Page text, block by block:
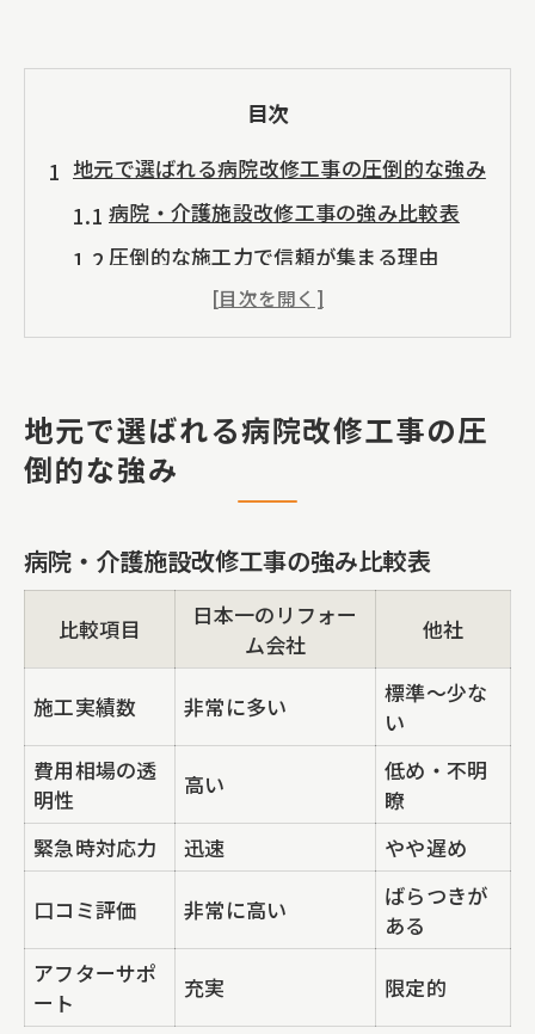
目次
地元で選ばれる病院改修工事の圧倒的な強み
病院・介護施設改修工事の強み比較表
圧倒的な施工力で信頼が集まる理由
介護施設や老人ホームの内装改修工事で
評価されるポイント
際の基準
地元で人気の内装リフォーム会社が選ば
雨漏り補修から防水工事まで安心の理由
雨漏り・防水工事の比較と選び方早見表
屋上やバルコニーの防水工事が安心な理
由
雨漏り補修を依頼するなら知っておきた
いポイント
シーリング工事で施設を守るメリット
調布市で実践される最新の防水工法
口コミ評判で選ぶ内装リフォーム会社の魅力
口コミで高評価の内装リフォーム会社比
較
評判が良い会社に共通する強み
地元で選ばれる病院改修工事の圧
倒的な強み
病院・介護施設改修工事の強み比較表
比較項目
日本一のリフォー
ム会社
他社
施工実績数 非常に多い
標準〜少な
い
費用相場の透
明性
高い
低め・不明
瞭
緊急時対応力
迅速 やや遅め
口コミ評価 非常に高い
ばらつきが
ある
アフターサポ
ート
充実 限定的